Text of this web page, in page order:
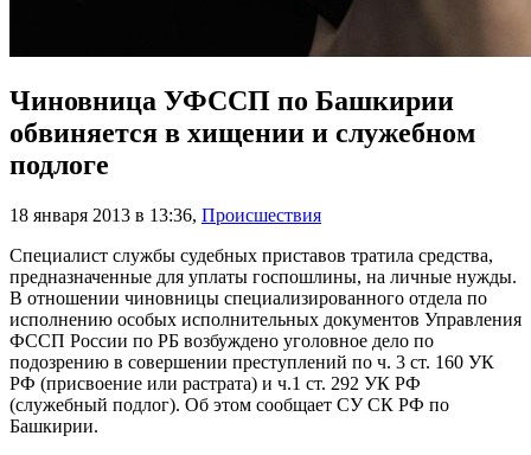
Чиновница УФССП по Башкирии
обвиняется в хищении и служебном
подлоге
18 января 2013 в 13:36, Происшествия
Специалист службы судебных приставов тратила средства,
предназначенные для уплаты госпошлины, на личные нужды.
В отношении чиновницы специализированного отдела по
исполнению особых исполнительных документов Управления
ФССП России по РБ возбуждено уголовное дело по
подозрению в совершении преступлений по ч. 3 ст. 160 УК
РФ (присвоение или растрата) и ч.1 ст. 292 УК РФ
(служебный подлог). Об этом сообщает СУ СК РФ по
Башкирии.